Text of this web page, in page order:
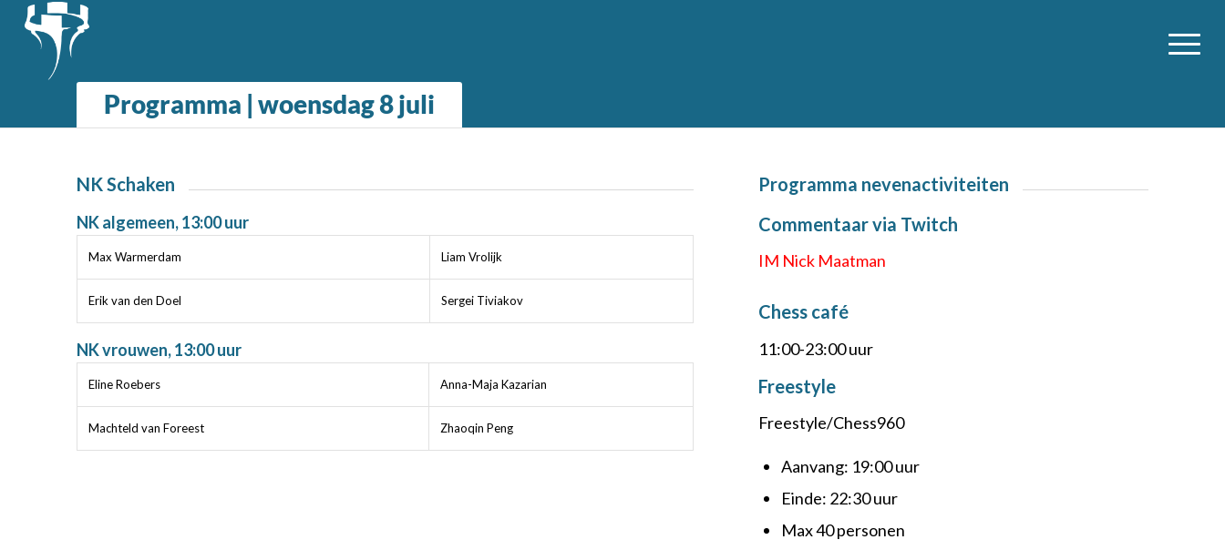
Programma | woensdag 8 juli
NK Schaken
NK algemeen, 13:00 uur
Max Warmerdam Liam Vrolijk
Erik van den Doel Sergei Tiviakov
NK vrouwen, 13:00 uur
Eline Roebers Anna-Maja Kazarian
Machteld van Foreest Zhaoqin Peng
Programma nevenactiviteiten
Commentaar via Twitch
IM Nick Maatman
Chess café
11:00-23:00 uur
Freestyle
Freestyle/Chess960
Aanvang: 19:00 uur
Einde: 22:30 uur
Max 40 personen